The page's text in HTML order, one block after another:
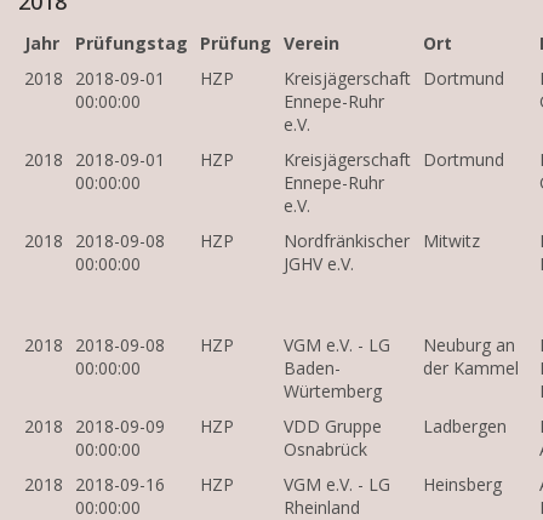
Jahr Prüfungstag Prüfung Verein Ort
2018
2018-09-01
00:00:00
HZP
Kreisjägerschaft
Ennepe-Ruhr
e.V.
Dortmund
2018
2018-09-01
00:00:00
HZP
Kreisjägerschaft
Ennepe-Ruhr
e.V.
Dortmund
2018
2018-09-08
00:00:00
HZP
Nordfränkischer
JGHV e.V.
Mitwitz
2018
2018-09-08
00:00:00
HZP
VGM e.V. - LG
Baden-
Würtemberg
Neuburg an
der Kammel
2018
2018-09-09
00:00:00
HZP
VDD Gruppe
Osnabrück
Ladbergen
2018
2018-09-16
00:00:00
HZP
VGM e.V. - LG
Rheinland
Heinsberg